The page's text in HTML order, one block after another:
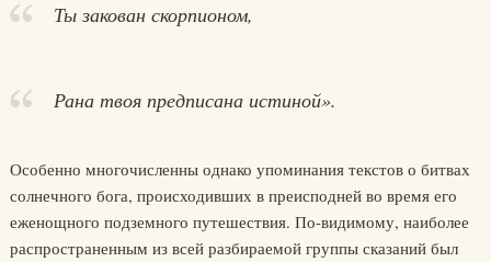
Ты закован скорпионом,
Рана твоя предписана истиной».
Особенно многочисленны однако упоминания текстов о битвах
солнечного бога, происходивших в преисподней во время его
еженощного подземного путешествия. По-видимому, наиболее
распространенным из всей разбираемой группы сказаний был